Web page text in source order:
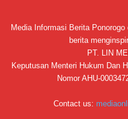
Media Informasi Berita
berita
PT. LIN
Keputusan Menteri Hukum Dan
Nomor AHU-
Contact us: